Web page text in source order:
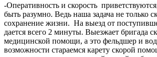
-Оперативность и скорость
быть разумно. Ведь наша задача не только
сохранение жизни. На выезд от
дается всего 2 минуты. Выезжает бригада
медицинской помощи, а это фельдшер и
возможности стараемся карету скорой